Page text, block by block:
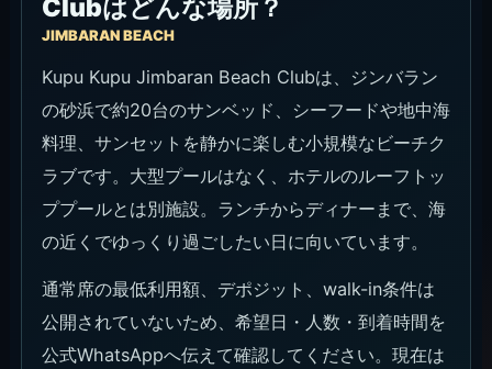
Clubはどんな場所？
JIMBARAN BEACH
Kupu Kupu Jimbaran Beach Clubは、ジンバラン
の砂浜で約20台のサンベッド、シーフードや地中海
料理、サンセットを静かに楽しむ小規模なビーチク
ラブです。大型プールはなく、ホテルのルーフトッ
ププールとは別施設。ランチからディナーまで、海
の近くでゆっくり過ごしたい日に向いています。
通常席の最低利用額、デポジット、walk-in条件は
公開されていないため、希望日・人数・到着時間を
公式WhatsAppへ伝えて確認してください。現在は